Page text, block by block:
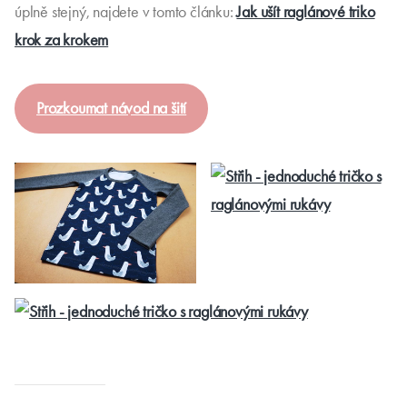
úplně stejný, najdete v tomto článku:Jak ušít raglánové triko
krok za krokem
Prozkoumat návod na šití